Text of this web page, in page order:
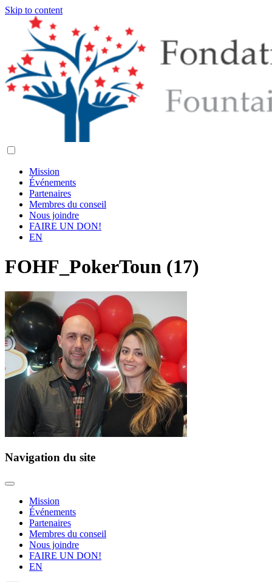
Skip to content
Mission
Événements
Partenaires
Membres du conseil
Nous joindre
FAIRE UN DON!
EN
FOHF_PokerToun (17)
Navigation du site
Mission
Événements
Partenaires
Membres du conseil
Nous joindre
FAIRE UN DON!
EN